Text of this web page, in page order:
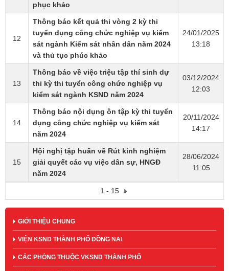
phục khảo
12
Thông báo kết quả thi vòng 2 kỳ thi
tuyển dụng công chức nghiệp vụ kiểm
sát ngành Kiểm sát nhân dân năm 2024
và thủ tục phúc khảo
24/01/2025
13:18
13
Thông báo về việc triệu tập thí sinh dự
thi kỳ thi tuyển công chức nghiệp vụ
kiểm sát ngành KSND năm 2024
03/12/2024
12:03
14
Thông báo nội dụng ôn tập kỳ thi tuyển
dụng công chức nghiệp vụ kiểm sát
năm 2024
20/11/2024
14:17
15
Hội nghị tập huấn về Rút kinh nghiệm
giải quyết các vụ việc dân sự, HNGĐ
năm 2024
28/06/2024
11:05
1 - 15
GIỚI THIỆU CHUNG
VIỆN KSND THÀNH PHỐ ĐỒNG NAI
CÁC PHÒNG THUỘC VKSND THÀNH PHỐ